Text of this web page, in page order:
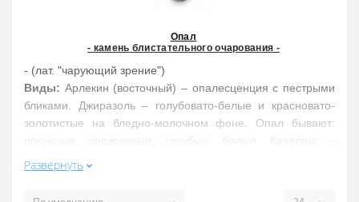
Опал
- камень блистательного очарования -
- (лат. "чарующий зрение")
Виды: Арлекин (восточный) – опалесценция с пестрыми
бликами. Джиразоль – голубовато-белые и красновато-
золотистые на бледно-молочном фоне. Опал бывают:
фарфоровидный опал. Моховой опал – рисунок структуры
мха. Деревянистый опал – рисунок структуры дерева.
Развернуть